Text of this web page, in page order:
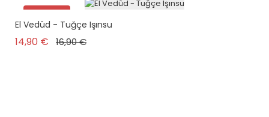
Promo !
El Vedûd - Tuğçe Işınsu
14,90 € Prix de base
16,90 €Prix